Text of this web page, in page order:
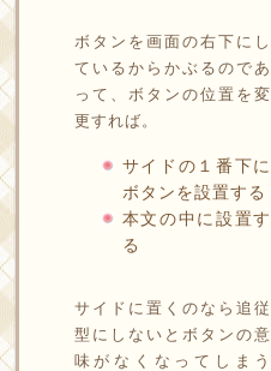
ボタンを画面の右下にし
ているからかぶるのであ
って、ボタンの位置を変
更すれば。
サイドの１番下に
ボタンを設置する
本文の中に設置す
る
サイドに置くのなら追従
型にしないとボタンの意
味がなくなってしまう